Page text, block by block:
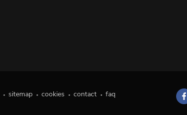
sitemap cookies contact
faq